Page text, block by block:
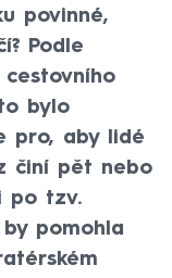
povinné,
Podle
bylo
pro, aby lidé
činí pět nebo
po tzv.
pomohla